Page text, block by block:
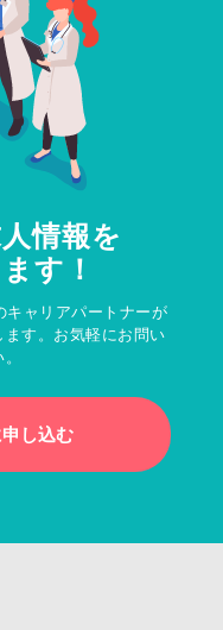
情報を
す！
キャリアパートナーが
す。お気軽にお問い
し込む